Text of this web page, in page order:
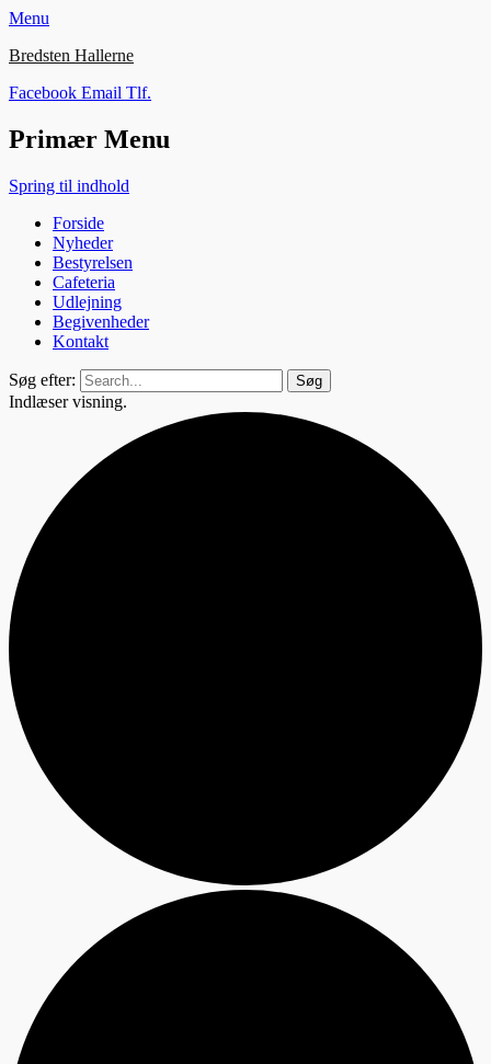
Menu
Bredsten Hallerne
Facebook Email Tlf.
Primær Menu
Spring til indhold
Forside
Nyheder
Bestyrelsen
Cafeteria
Udlejning
Begivenheder
Kontakt
Søg efter:
Indlæser visning.